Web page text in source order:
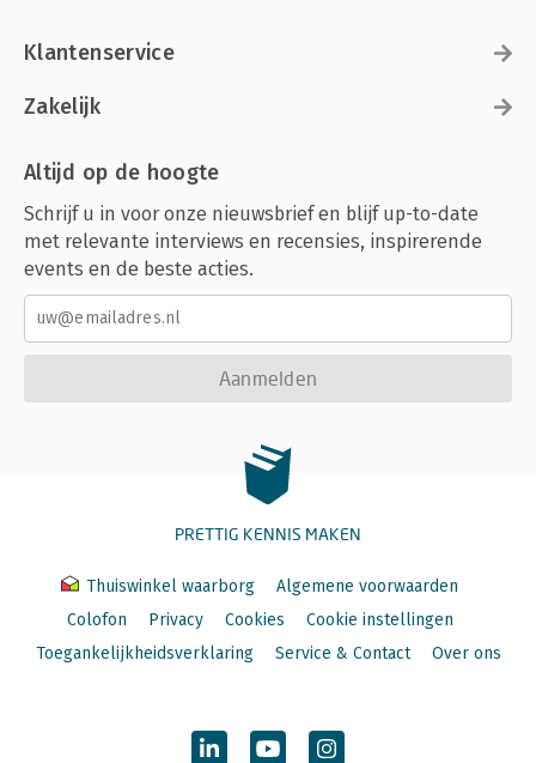
Klantenservice
Zakelijk
Altijd op de hoogte
Schrijf u in voor onze nieuwsbrief en blijf up-to-date
met relevante interviews en recensies, inspirerende
events en de beste acties.
Aanmelden
PRETTIG KENNIS MAKEN
Thuiswinkel waarborg
Algemene voorwaarden
Colofon
Privacy Cookies
Cookie instellingen
Toegankelijkheidsverklaring
Service & Contact Over ons